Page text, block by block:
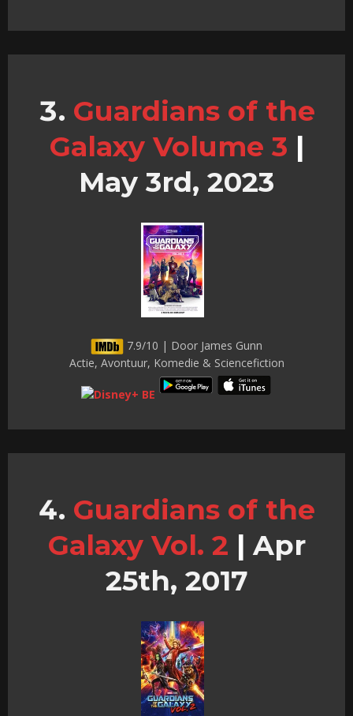
Guardians of the
Galaxy Volume 3 |
May 3rd, 2023
7.9/10 | Door James Gunn
Actie, Avontuur, Komedie & Sciencefiction
Guardians of the
Galaxy Vol. 2 | Apr
25th, 2017